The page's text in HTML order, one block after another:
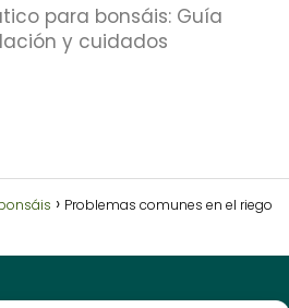
para bonsáis: Guía
y cuidados
Problemas comunes en el riego